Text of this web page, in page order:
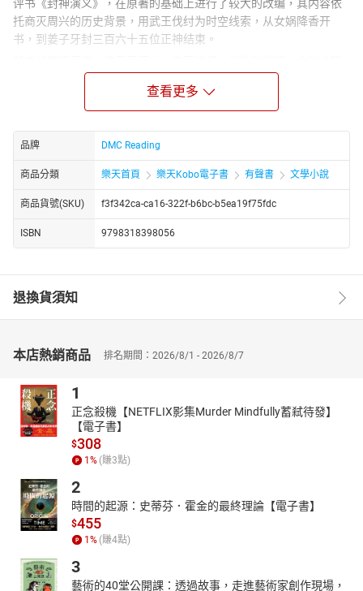
评书《封神演义》，在原著的基础上进行了较大的改编，其内容依
托商灭周兴的历史背景，用武王伐纣为时空线索，从女娲降香开
书，到姜子牙封三百六十五位正神结束。
斗法等情节，展现了古人丰富的想象力：腾云驾雾、呼风唤雨、搬
山移海、撒豆成兵，还有水遁、土遁、风火轮、火尖枪……，这一系
列的故事，将民间传说中的各种神仙，如喜神、财神、风神、雨
神、土地神、灶王爷、灶王奶奶等等，都穿插在其中。
著名评书大师袁阔成先生，以其深厚功力录制的《封神演义》，故
事情节生动曲折，节奏轻松明快，风格活泼幽默。雅俗共赏，热闹
好听。富有很高的艺术性和欣赏性。
查看更多
品牌 DMC Reading
商品分類 樂天首頁 樂天Kobo電子書 有聲書 文學小說
商品貨號(SKU) f3f342ca-ca16-322f-b6bc-b5ea19f75fdc
ISBN 9798318398056
退換貨須知
本店熱銷商品 排名期間：2026/8/1 - 2026/8/7
1
正念殺機【NETFLIX影集Murder Mindfully蓄弒待發】
【電子書】
$308
1 % (賺3點)
2
時間的起源：史蒂芬．霍金的最終理論【電子書】
$455
1 % (賺4點)
3
藝術的40堂公開課：透過故事，走進藝術家創作現場，